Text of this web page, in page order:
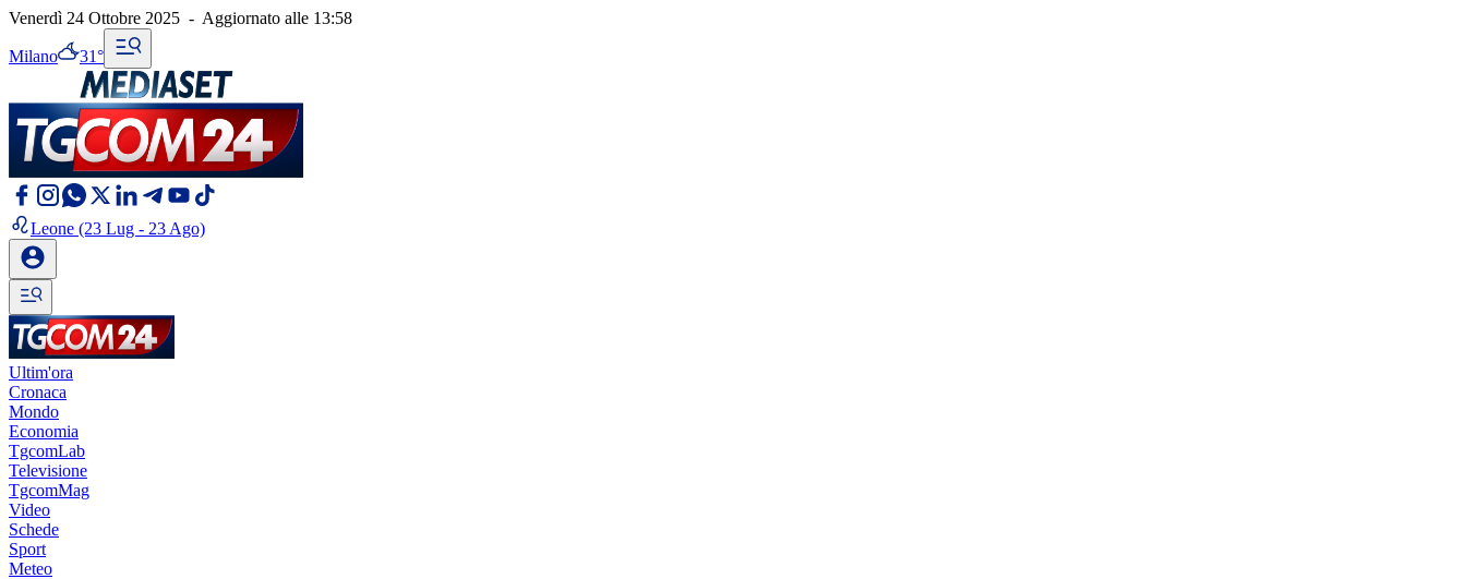
Venerdì 24 Ottobre 2025 - Aggiornato alle 13:58
Milano 31°
Leone (23 Lug - 23 Ago)
Ultim'ora
Cronaca
Mondo
Economia
TgcomLab
Televisione
TgcomMag
Video
Schede
Sport
Meteo